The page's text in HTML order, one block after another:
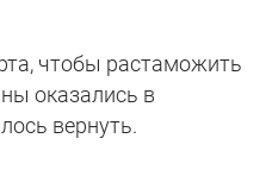
чтобы растаможить
оказались в
вернуть.